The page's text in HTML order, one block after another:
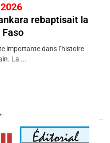
rebaptisait la
importante dans l’histoire
La ...